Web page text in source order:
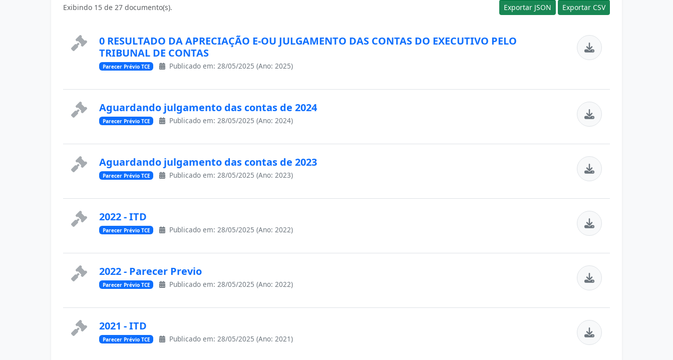
Exibindo 15 de 27 documento(s). Exportar JSON Exportar CSV
0 RESULTADO DA APRECIAÇÃO E-OU JULGAMENTO DAS CONTAS DO EXECUTIVO PELO
TRIBUNAL DE CONTAS
Parecer Prévio TCE Publicado em: 28/05/2025 (Ano: 2025)
Aguardando julgamento das contas de 2024
Parecer Prévio TCE Publicado em: 28/05/2025 (Ano: 2024)
Aguardando julgamento das contas de 2023
Parecer Prévio TCE Publicado em: 28/05/2025 (Ano: 2023)
2022 - ITD
Parecer Prévio TCE Publicado em: 28/05/2025 (Ano: 2022)
2022 - Parecer Previo
Parecer Prévio TCE Publicado em: 28/05/2025 (Ano: 2022)
2021 - ITD
Parecer Prévio TCE Publicado em: 28/05/2025 (Ano: 2021)